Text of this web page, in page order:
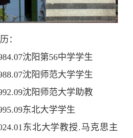
：
沈阳第56中学学生
沈阳师范大学学生
沈阳师范大学助教
东北大学学生
东北大学教授.马克思主